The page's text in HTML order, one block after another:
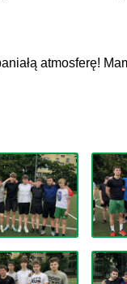
atmosferę!